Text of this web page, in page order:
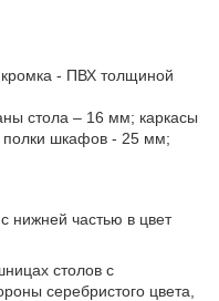
- ПВХ толщиной
стола – 16 мм; каркасы
шкафов - 25 мм;
с нижней частью в цвет
столов с
серебристого цвета,